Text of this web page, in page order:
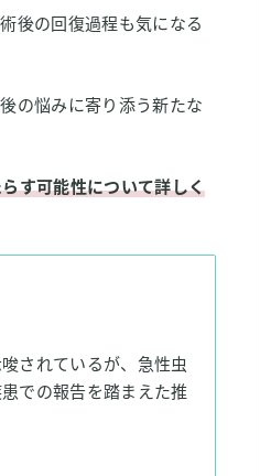
後の回復過程も気になる
の悩みに寄り添う新たな
す可能性について詳しく
されているが、急性虫
での報告を踏まえた推